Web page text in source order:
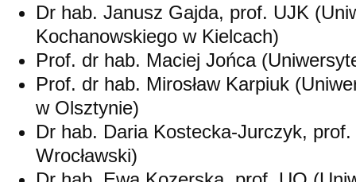
Dr hab. Janusz Gajda, prof. UJK
Kochanowskiego w Kielcach)
Prof. dr hab. Maciej Jońca
Prof. dr hab. Mirosław Karpiuk
w Olsztynie)
Dr hab. Daria Kostecka-Jurczyk,
Wrocławski)